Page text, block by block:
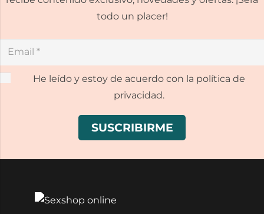
todo un placer!
He leído y estoy de acuerdo con la política de
privacidad.